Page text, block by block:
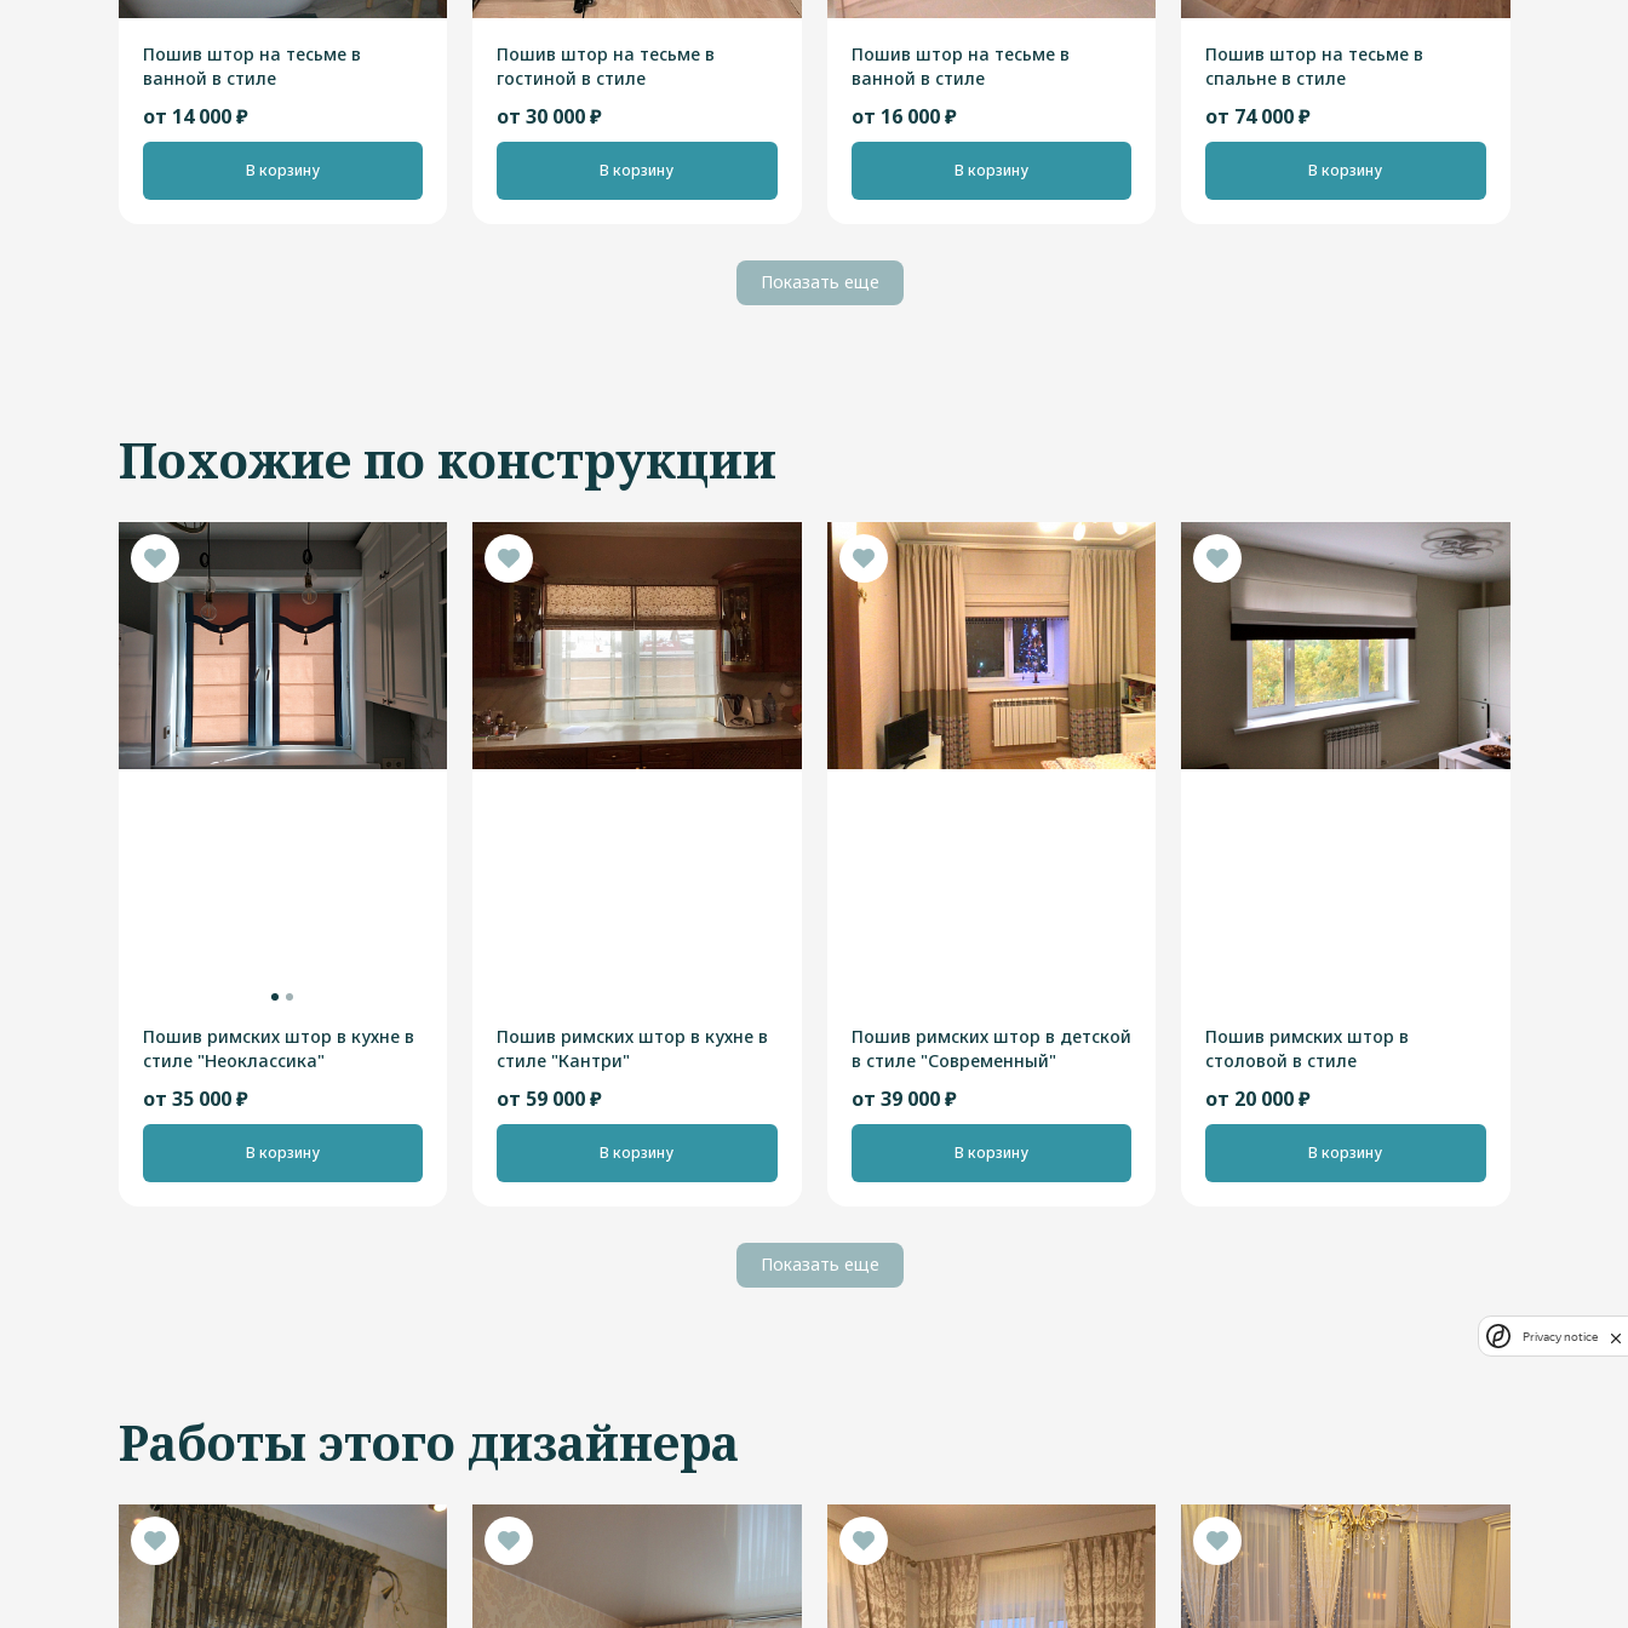
Пошив штор на тесьме в
ванной в стиле
от 14 000 ₽
В корзину
Пошив штор на тесьме в
гостиной в стиле
от 30 000 ₽
В корзину
Пошив штор на тесьме в
ванной в стиле
от 16 000 ₽
В корзину
Пошив штор на тесьме в
спальне в стиле
от 74 000 ₽
В корзину
Показать еще
Похожие по конструкции
Пошив римских штор в кухне в
стиле "Неоклассика"
от 35 000 ₽
В корзину
Пошив римских штор в кухне в
стиле "Кантри"
от 59 000 ₽
В корзину
Пошив римских штор в детской
в стиле "Современный"
от 39 000 ₽
В корзину
Пошив римских штор в
столовой в стиле
от 20 000 ₽
В корзину
Показать еще
Работы этого дизайнера
Privacy notice